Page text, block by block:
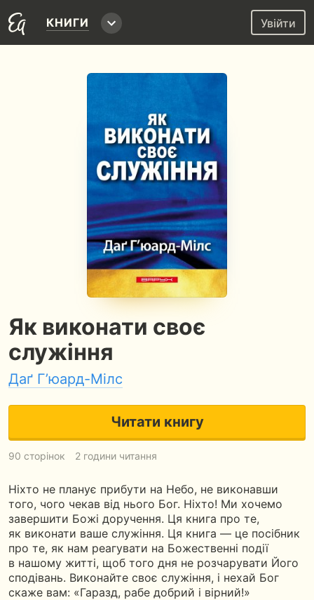
КНИГИ Увійти
Як виконати своє
служіння
Даґ Г’юард-Мілс
Читати книгу
90 сторінок 2 години читання
Ніхто не планує прибути на Небо, не виконавши
того, чого чекав від нього Бог. Ніхто! Ми хочемо
завершити Божі доручення. Ця книга про те,
як виконати ваше служіння. Ця книга — це посібник
про те, як нам реагувати на Божественні події
в нашому житті, щоб того дня не розчарувати Його
сподівань. Виконайте своє служіння, і нехай Бог
скаже вам: «Гаразд, рабе добрий і вірний!»